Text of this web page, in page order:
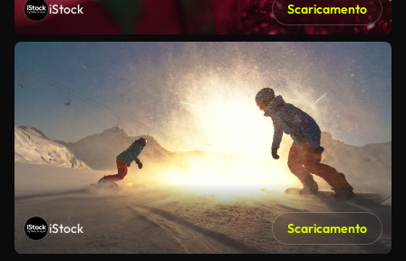
iStock Scaricamento
iStock Scaricamento